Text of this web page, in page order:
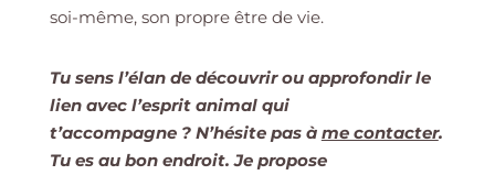
soi-même, son propre être de vie.
Tu sens l’élan de découvrir ou approfondir le
lien avec l’esprit animal qui
t’accompagne ? N’hésite pas à me contacter.
Tu es au bon endroit. Je propose